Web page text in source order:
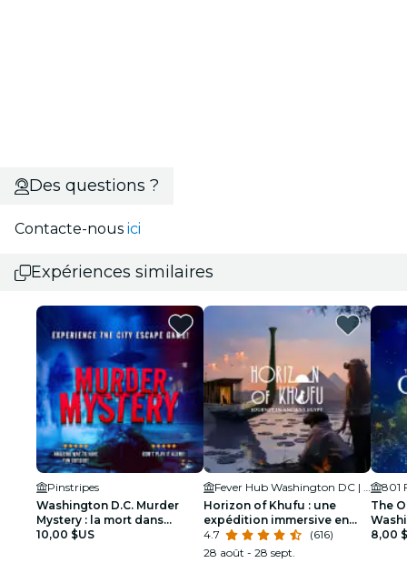
Des questions ?
Contacte-nous ici
Expériences similaires
Pinstripes
Washington D.C. Murder
Mystery : la mort dans
l’ombre
10,00 $US
Fever Hub Washington DC | Immersive Experiences
Horizon of Khufu : une
expédition immersive en
réalité virtuelle dans
l'Égypte antique
4.7
(616)
28 août - 28 sept.
801
The
au
8,00